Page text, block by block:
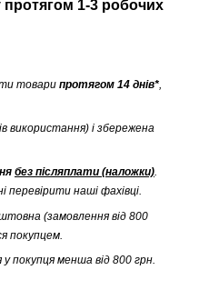
1-3 робочих
товари протягом 14 днів*
використання) і збережена
без післяплати (наложки)
перевірити наші фахівці.
(замовлення від 800
покупцем.
менша від 800 грн.